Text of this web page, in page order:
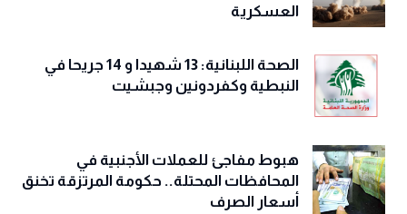
العسكرية
الصحة اللبنانية: 13 شهيدا و 14 جريحا في
النبطية وكفردونين وجبشيت
هبوط مفاجئ للعملات الأجنبية في
المحافظات المحتلة.. حكومة المرتزقة تخنق
أسعار الصرف